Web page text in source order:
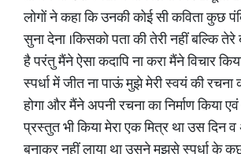
लोगों ने कहा कि उनकी कोई सी कविता कुछ
सुना देना ।किसको पता की तेरी नहीं बल्कि तेरे
है परंतु मैंने ऐसा कदापि ना करा मैंने विचार
स्पर्धा में जीत ना पाऊं मुझे मेरी स्वयं की रचना
होगा और मैंने अपनी रचना का निर्माण किया
प्रस्तुत भी किया मेरा एक मित्र था उस दिन